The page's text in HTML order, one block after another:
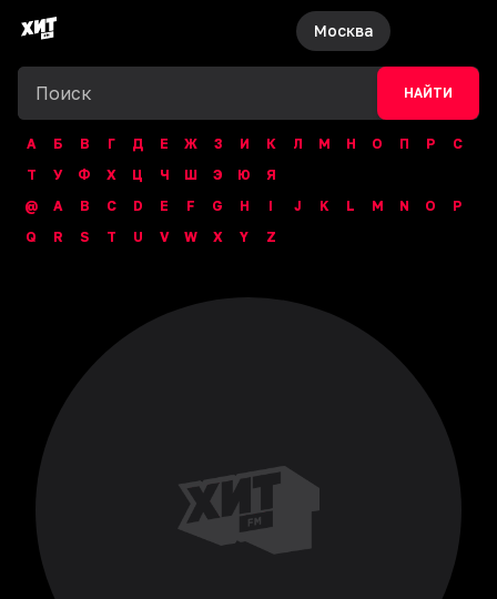
Москва
НАЙТИ
А Б В Г Д Е Ж З И К Л М Н О П Р
С
Т
У Ф Х Ц Ч Ш Э Ю
Я
@
A B C D E F G H I J K L M N O
P
Q
R S T U V W X Y Z